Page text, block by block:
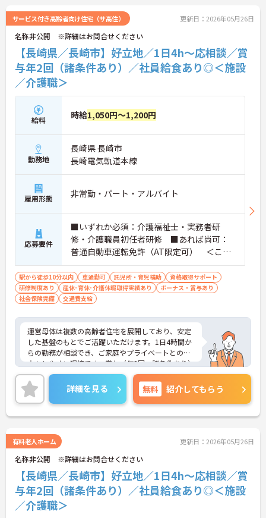
を目指したい方にも最適です。ご興味のある方に
は、面接対策ポイントなど、さらに詳細をお話しし
ますのでお気軽にご相談ください！
サービス付き高齢者向け住宅（サ高住） 更新日：2026年05月26日
名称非公開 ※詳細はお問合せください
【長崎県／長崎市】好立地／1日4h～応相談／賞
与年2回（諸条件あり）／社員給食あり◎＜施設
／介護職＞
給料 時給1,050円～1,200円
勤務地
長崎県 長崎市
長崎電気軌道本線
雇用形態 非常勤・パート・アルバイト
応募要件
■いずれか必須：介護福祉士・実務者研
修・介護職員初任者研修 ■あれば尚可：
普通自動車運転免許（AT限定可） ＜こん
な方におすすめ＞ワークライフバランスを
大切にしたいとお考えの方、入居者様それ
ぞれに合わせた、温かいケアを提供したい
方、これまでの介護分野でのご経験を有効
に活用したい方
駅から徒歩10分以内 車通勤可 託児所・育児補助
資格取得サポート
研修制度あり
産休･育休･介護休暇取得実績あり
ボーナス・賞与あり
社会保険完備
交通費支給
運営母体は複数の高齢者住宅を展開しており、安定
した基盤のもとでご活躍いただけます。1日4時間か
らの勤務が相談でき、ご家庭やプライベートとの両
立もしやすい環境です。賞与（年2回、諸条件あり）
や昇給の実績もあり、あなたの頑張りがしっかりと
評価されます。無料の社員給食（1日1食）や、育休
からの復職をサポートする育児給付金+（プラス）
制度（最大10万円）、資格取得支援制度（最大10万
円補助）など、福利厚生も充実しています。社内研
を目指したい方にも最適です。ご興味のある方に
は、面接対策ポイントなど、さらに詳細をお話しし
ますのでお気軽にご相談ください！
詳細を見る 無料 紹介してもらう
有料老人ホーム 更新日：2026年05月26日
名称非公開 ※詳細はお問合せください
【長崎県／長崎市】好立地／1日4h～応相談／賞
与年2回（諸条件あり）／社員給食あり◎＜施設
／介護職＞